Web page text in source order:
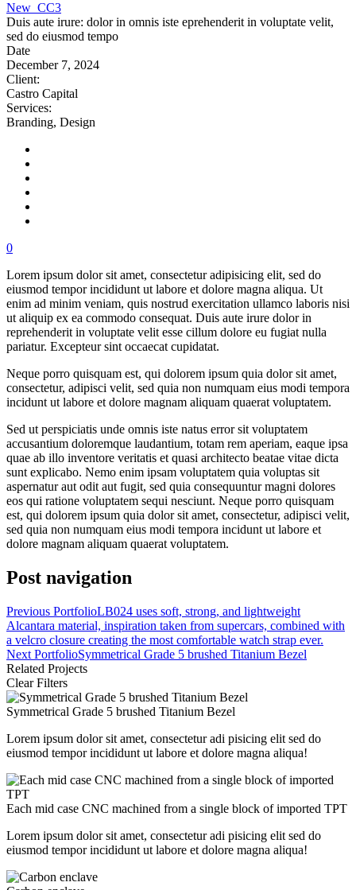
New_CC3
Duis aute irure: dolor in omnis iste eprehenderit in voluptate velit,
sed do eiusmod tempo
Date
December 7, 2024
Client:
Castro Capital
Services:
Branding, Design
0
Lorem ipsum dolor sit amet, consectetur adipisicing elit, sed do
eiusmod tempor incididunt ut labore et dolore magna aliqua. Ut
enim ad minim veniam, quis nostrud exercitation ullamco laboris nisi
ut aliquip ex ea commodo consequat. Duis aute irure dolor in
reprehenderit in voluptate velit esse cillum dolore eu fugiat nulla
pariatur. Excepteur sint occaecat cupidatat.
Neque porro quisquam est, qui dolorem ipsum quia dolor sit amet,
consectetur, adipisci velit, sed quia non numquam eius modi tempora
incidunt ut labore et dolore magnam aliquam quaerat voluptatem.
Sed ut perspiciatis unde omnis iste natus error sit voluptatem
accusantium doloremque laudantium, totam rem aperiam, eaque ipsa
quae ab illo inventore veritatis et quasi architecto beatae vitae dicta
sunt explicabo. Nemo enim ipsam voluptatem quia voluptas sit
aspernatur aut odit aut fugit, sed quia consequuntur magni dolores
eos qui ratione voluptatem sequi nesciunt. Neque porro quisquam
est, qui dolorem ipsum quia dolor sit amet, consectetur, adipisci velit,
sed quia non numquam eius modi tempora incidunt ut labore et
dolore magnam aliquam quaerat voluptatem.
Post navigation
Previous PortfolioLB024 uses soft, strong, and lightweight
Alcantara material, inspiration taken from supercars, combined with
a velcro closure creating the most comfortable watch strap ever.
Next PortfolioSymmetrical Grade 5 brushed Titanium Bezel
Related Projects
Clear Filters
Symmetrical Grade 5 brushed Titanium Bezel
Lorem ipsum dolor sit amet, consectetur adi pisicing elit sed do
eiusmod tempor incididunt ut labore et dolore magna aliqua!
Each mid case CNC machined from a single block of imported TPT
Lorem ipsum dolor sit amet, consectetur adi pisicing elit sed do
eiusmod tempor incididunt ut labore et dolore magna aliqua!